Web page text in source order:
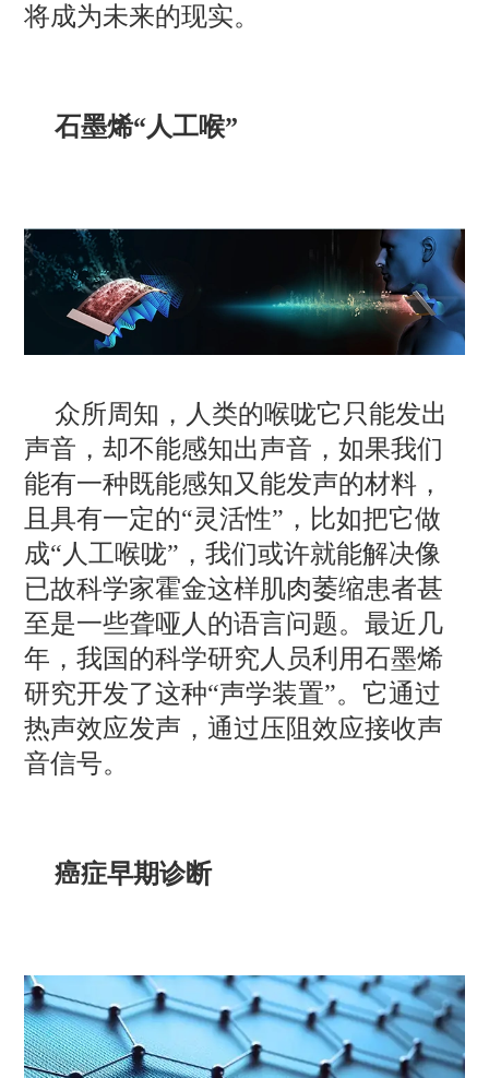
将成为未来的现实。
石墨烯“人工喉”
众所周知，人类的喉咙它只能发出
声音，却不能感知出声音，如果我们
能有一种既能感知又能发声的材料，
且具有一定的“灵活性”，比如把它做
成“人工喉咙”，我们或许就能解决像
已故科学家霍金这样肌肉萎缩患者甚
至是一些聋哑人的语言问题。最近几
年，我国的科学研究人员利用石墨烯
研究开发了这种“声学装置”。它通过
热声效应发声，通过压阻效应接收声
音信号。
癌症早期诊断